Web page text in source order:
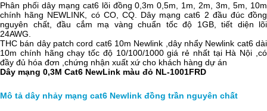
Phân phối dây mạng cat6 lõi đồng 0,3m 0,5m, 1m, 2m, 3m, 5m, 10m
chính hãng NEWLINK, có CO, CQ. Dây mạng cat6 2 đầu đúc đồng
nguyên chất, đầu cắm mạ vàng chuẩn tốc độ 1GB, tiết diện lõi
24AWG.
THC bán dây patch cord cat6 10m Newlink ,dây nhẩy Newlink cat6 dài
10m chính hãng chạy tốc độ 10/100/1000 giá rẻ nhất tại Hà Nội ,có
đầy đủ hóa đơn ,chứng nhận xuất xứ cho khách hàng dự án
Dây mạng 0,3M Cat6 NewLink màu đỏ NL-1001FRD
Mô tả dây nhảy mạng cat6 Newlink đồng trần nguyên chất